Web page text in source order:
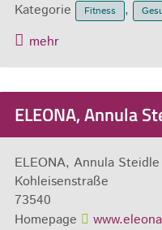
Kategorie
Fitness ,
mehr
ELEONA, Annula
ELEONA, Annula Steidle
Kohleisenstraße
73540
Homepage